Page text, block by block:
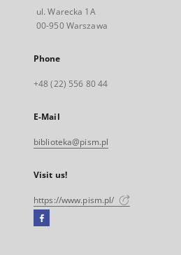
ul. Warecka 1A
00-950 Warszawa
Phone
+48 (22) 556 80 44
E-Mail
biblioteka@pism.pl
Visit us!
https://www.pism.pl/
Facebook